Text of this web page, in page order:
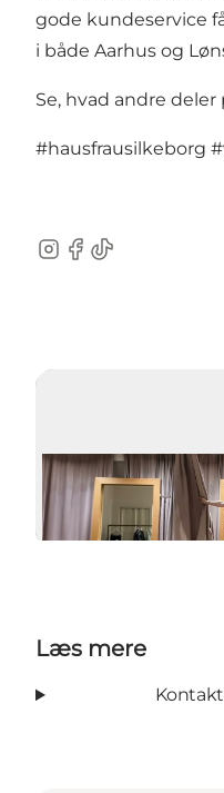
gode kundeservice
i både Aarhus og
Se, hvad andre deler
#hausfrausilkeborg
Instagram
Facebook
TikTok
Læs mere